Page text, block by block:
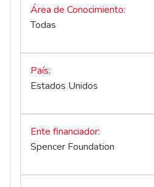
Área de Conocimiento
Todas
País
Estados Unidos
Ente financiador
Spencer Foundation